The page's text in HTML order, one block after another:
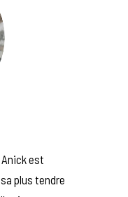
est
plus tendre